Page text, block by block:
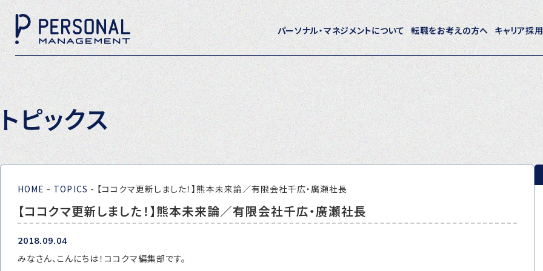
パーソナル・マネジメントについて 転職をお考えの方へ キャリア採
ホーム
パーソナル・マネジメントについて
会社概要
採用情報
トピックス
HOME - TOPICS - 【ココクマ更新しました！】熊本未来論／有限会社千広・廣瀬社長
【ココクマ更新しました！】熊本未来論／有限会社千広・廣瀬社長
2018.09.04
みなさん、こんにちは！ココクマ編集部です。